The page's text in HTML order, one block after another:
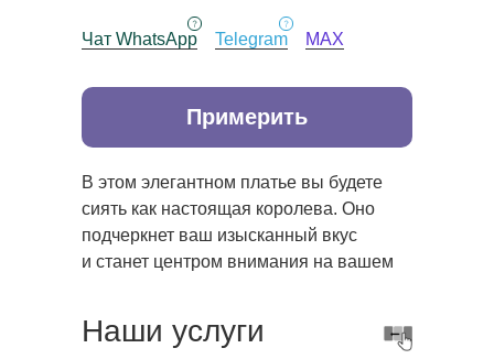
В этом элегантном платье вы будете
сиять как настоящая королева. Оно
подчеркнет ваш изысканный вкус
и станет центром внимания на вашем
Примерить
Чат WhatsApp Telegram MAX
Наши услуги